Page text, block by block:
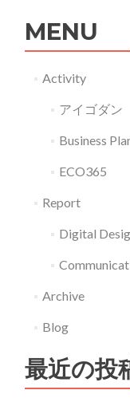
MENU
Activity
アイゴダン
Business
ECO365
Report
Digital
Archive
Blog
最近の投